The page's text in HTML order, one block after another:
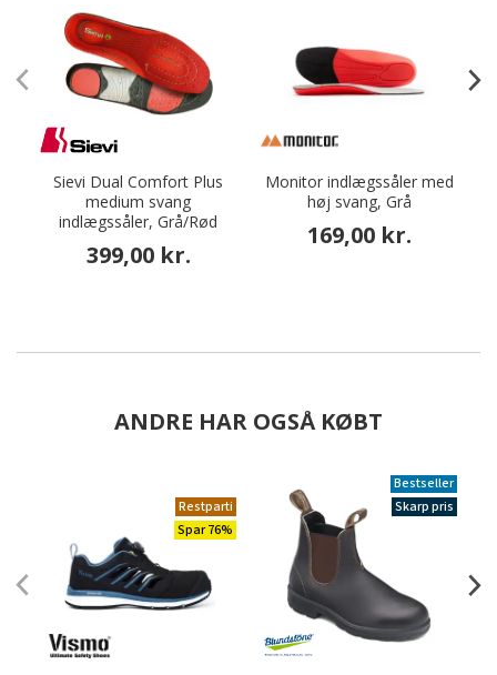
Sievi Dual Comfort Plus
medium svang
indlægssåler, Grå/Rød
399,00 kr.
Monitor indlægssåler med
høj svang, Grå
169,00 kr.
ANDRE HAR OGSÅ KØBT
Restparti
Spar 76%
Bestseller
Skarp pris